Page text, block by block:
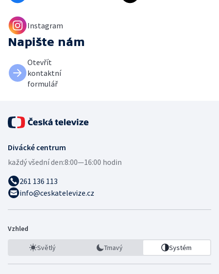
Instagram
Napište nám
Otevřít
kontaktní
formulář
Divácké centrum
každý všední den:8:00—16:00 hodin
261 136 113
info@ceskatelevize.cz
Vzhled
Světlý Tmavý Systém